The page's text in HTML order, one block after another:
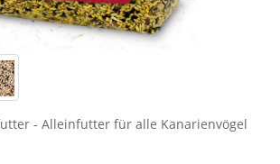
- Alleinfutter für alle Kanarienvögel